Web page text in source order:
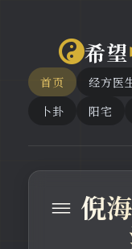
希望
首页 经方医
卜卦
阳宅
≡ 倪